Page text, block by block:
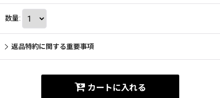
数量:
返品特約に関する重要事項
カートに入れる